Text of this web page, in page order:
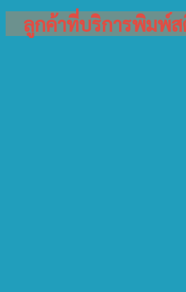
ลูกค้าที่บริการพิมพ์ส